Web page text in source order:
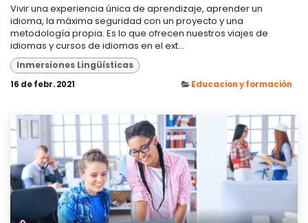
Vivir una experiencia única de aprendizaje, aprender un
idioma, la máxima seguridad con un proyecto y una
metodología propia. Es lo que ofrecen nuestros viajes de
idiomas y cursos de idiomas en el ext...
Inmersiones Lingüísticas
16 de febr. 2021 Educacion y formación